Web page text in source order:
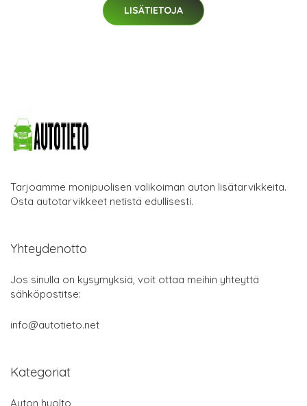
LISÄTIETOJA
Tarjoamme monipuolisen valikoiman auton lisätarvikkeita.
Osta autotarvikkeet netistä edullisesti.
Yhteydenotto
Jos sinulla on kysymyksiä, voit ottaa meihin yhteyttä
sähköpostitse:
info@autotieto.net
Kategoriat
Auton huolto